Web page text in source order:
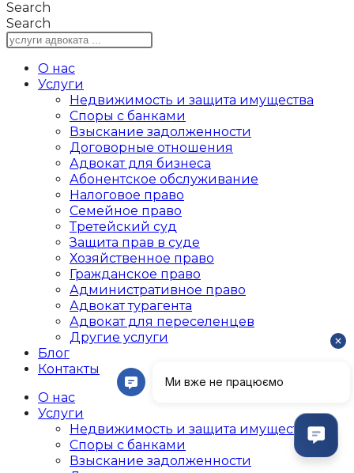
Search
Search
О нас
Услуги
Недвижимость и защита имущества
Споры с банками
Взыскание задолженности
Договорные отношения
Адвокат для бизнеса
Абoнентское обслуживание
Налоговое право
Семейное право
Третейский суд
Защита прав в суде
Хозяйственное право
Гражданское право
Административное право
Адвокат турагента
Адвокат для переселенцев
Другие услуги
Блог
Контакты
О нас
Услуги
Недвижимость и защита имущества
Споры с банками
Взыскание задолженности